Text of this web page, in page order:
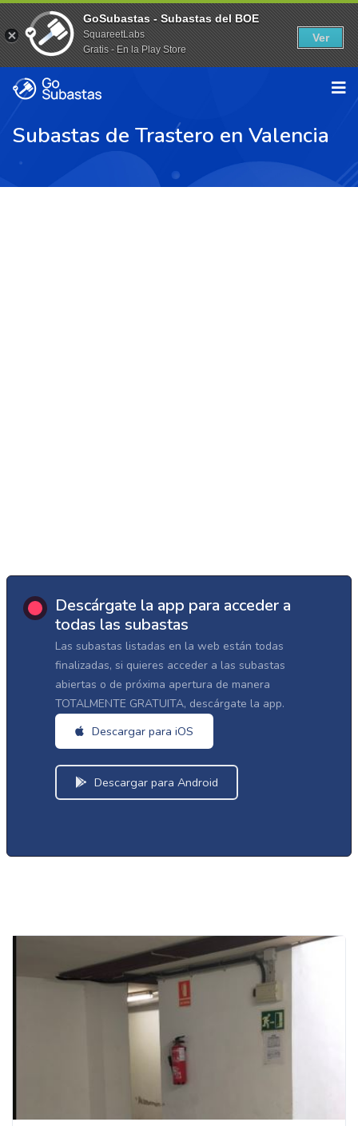
Subastas de Trastero en Valencia
Descárgate la app para acceder a
todas las subastas
Las subastas listadas en la web están todas
finalizadas, si quieres acceder a las subastas
abiertas o de próxima apertura de manera
TOTALMENTE GRATUITA, descárgate la app.
Descargar para iOS
Descargar para Android
GoSubastas - Subastas del BOE
SquareetLabs
Gratis - En la Play Store
Ver